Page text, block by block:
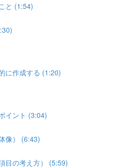
と (1:54)
に作成する (1:20)
イント (3:04)
像） (6:43)
目の考え方） (5:59)